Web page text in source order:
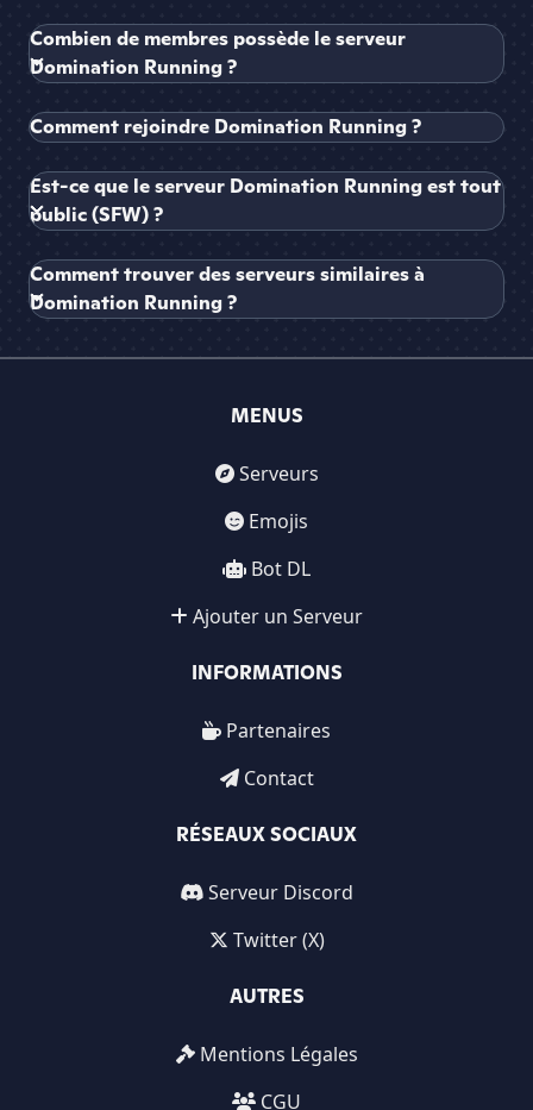
Combien de membres possède le serveur
Domination Running ?
Comment rejoindre Domination Running ?
Est-ce que le serveur Domination Running est tout
public (SFW) ?
Comment trouver des serveurs similaires à
Domination Running ?
MENUS
Serveurs
Emojis
Bot DL
Ajouter un Serveur
INFORMATIONS
Partenaires
Contact
RÉSEAUX SOCIAUX
Serveur Discord
Twitter (X)
AUTRES
Mentions Légales
CGU